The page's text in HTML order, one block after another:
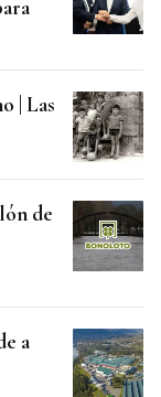
| Las
de
a